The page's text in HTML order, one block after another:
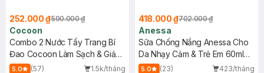
252.000 ₫590.000 ₫
Cocoon
Combo 2 Nước Tẩy Trang Bí
Đao Cocoon Làm Sạch & Giảm
Dầu 500ml
5.0 (57)
1.5k/tháng
418.000 ₫702.000 ₫
Anessa
Sữa Chống Nắng Anessa Cho
Da Nhạy Cảm & Trẻ Em 60ml
(Mới)
5.0 (23)
423/tháng